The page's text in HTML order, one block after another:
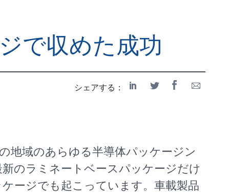
で収めた成功
シェアする：
地域のあらゆる半導体パッケージン
のラミネートベースパッケージだけ
ージでも起こっています。車載製品